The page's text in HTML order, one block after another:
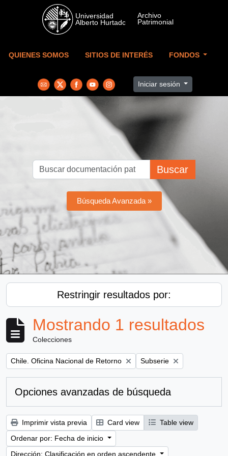
Skip to main content
QUIENES SOMOS SITIOS DE INTERÉS FONDOS
Iniciar sesión
Buscar
Búsqueda Avanzada »
Restringir resultados por:
Mostrando 1 resultados
Colecciones
Remove filter:
Chile. Oficina Nacional de Retorno Remove filter:
Subserie
Opciones avanzadas de búsqueda
Imprimir vista previa Card view
Table view
Ordenar por: Fecha de inicio
Dirección: Clasificación en orden ascendente